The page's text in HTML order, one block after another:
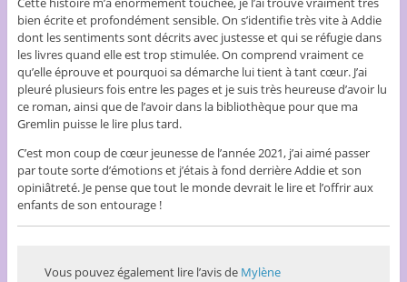
bien écrite et profondément sensible. On s’identifie très vite à Addie
dont les sentiments sont décrits avec justesse et qui se réfugie dans
les livres quand elle est trop stimulée. On comprend vraiment ce
qu’elle éprouve et pourquoi sa démarche lui tient à tant cœur. J’ai
pleuré plusieurs fois entre les pages et je suis très heureuse d’avoir lu
ce roman, ainsi que de l’avoir dans la bibliothèque pour que ma
Gremlin puisse le lire plus tard.
C’est mon coup de cœur jeunesse de l’année 2021, j’ai aimé passer
par toute sorte d’émotions et j’étais à fond derrière Addie et son
opiniâtreté. Je pense que tout le monde devrait le lire et l’offrir aux
enfants de son entourage !
Vous pouvez également lire l’avis de Mylène